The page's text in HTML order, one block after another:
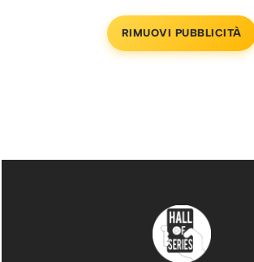
RIMUOVI PUBBLICITÀ